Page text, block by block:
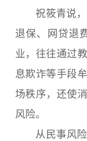
祝筱青说，
退保、网贷退
业，往往通过
息欺诈等手段
场秩序，还使
风险。
从民事风险